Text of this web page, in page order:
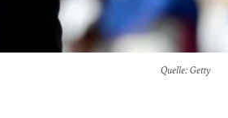
Quelle: Getty